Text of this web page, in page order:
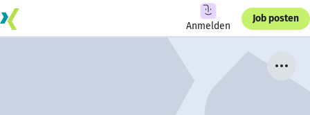
Anmelden
Job posten